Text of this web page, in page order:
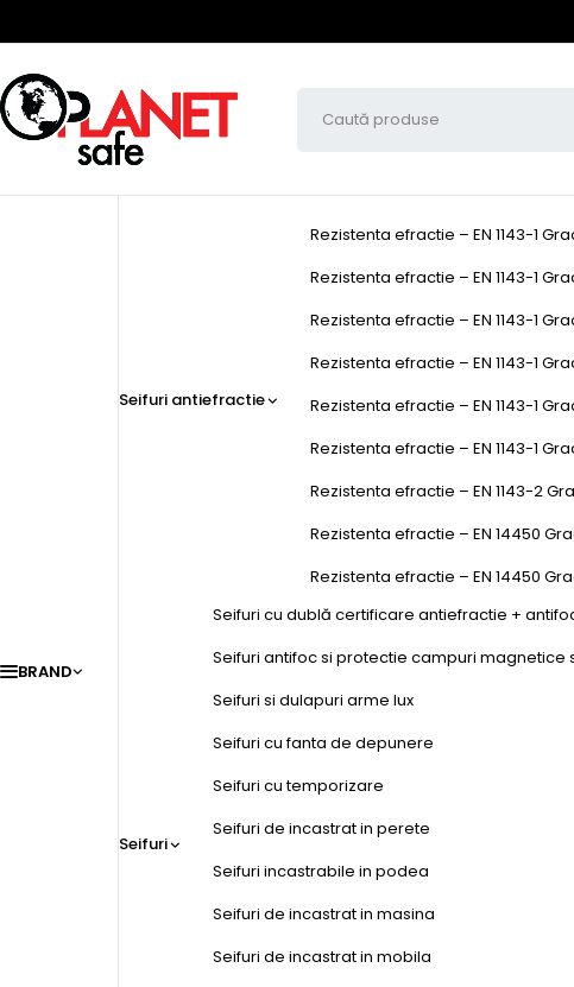
BRAND
Seifuri antiefractie
Rezistenta efractie – EN 1143-1
Rezistenta efractie – EN 1143-1
Rezistenta efractie – EN 1143-1
Rezistenta efractie – EN 1143-1
Rezistenta efractie – EN 1143-1
Rezistenta efractie – EN 1143-1
Rezistenta efractie – EN 1143-2
Rezistenta efractie – EN 14450
Rezistenta efractie – EN 14450
Seifuri
Seifuri cu dublă certificare antiefractie +
Seifuri antifoc si protectie campuri
Seifuri si dulapuri arme lux
Seifuri cu fanta de depunere
Seifuri cu temporizare
Seifuri de incastrat in perete
Seifuri incastrabile in podea
Seifuri de incastrat in masina
Seifuri de incastrat in mobila